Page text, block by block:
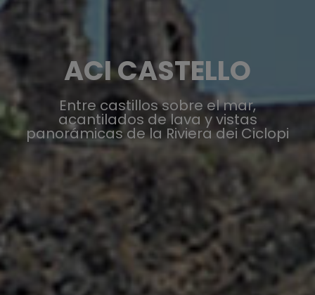
ACI CASTELLO
Entre castillos sobre el mar,
acantilados de lava y vistas
panorámicas de la Riviera dei Ciclopi